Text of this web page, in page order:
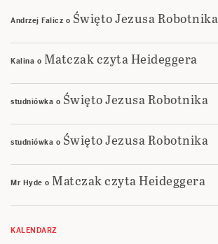
Andrzej Falicz o Święto Jezusa Robotnika
Kalina o Matczak czyta Heideggera
studniówka o Święto Jezusa Robotnika
studniówka o Święto Jezusa Robotnika
Mr Hyde o Matczak czyta Heideggera
KALENDARZ